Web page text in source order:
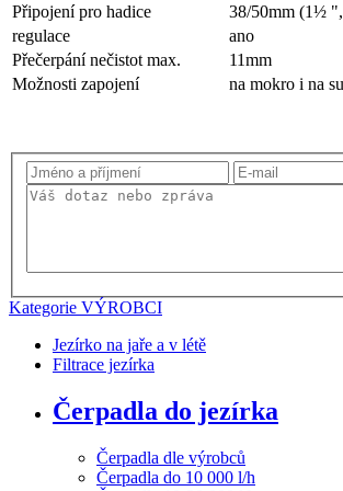
Připojení pro hadice
38/50mm (1½
regulace
ano
Přečerpání nečistot max.
11mm
Možnosti zapojení
na mokro i na
Kategorie VÝROBCI
Jezírko na jaře a v létě
Filtrace jezírka
Čerpadla do jezírka
Čerpadla dle výrobců
Čerpadla do 10 000 l/h